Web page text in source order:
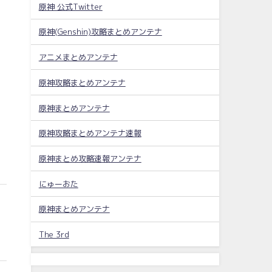
原神 公式Twitter
原神(Genshin)攻略まとめアンテナ
アニメまとめアンテナ
原神攻略まとめアンテナ
原神まとめアンテナ
原神攻略まとめアンテナ速報
原神まとめ攻略速報アンテナ
にゅーおた
原神まとめアンテナ
The 3rd